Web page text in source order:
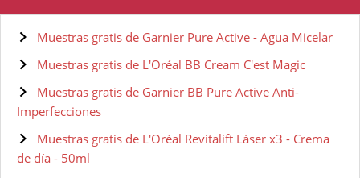
Muestras gratis de Garnier Pure Active - Agua Micelar
Muestras gratis de L'Oréal BB Cream C'est Magic
Muestras gratis de Garnier BB Pure Active Anti-
Imperfecciones
Muestras gratis de L'Oréal Revitalift Láser x3 - Crema
de día - 50ml